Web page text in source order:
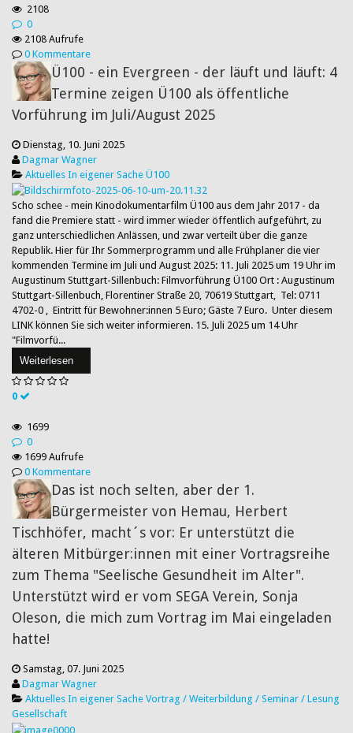
2108
0
2108 Aufrufe
0 Kommentare
Ü100 - ein Evergreen - der läuft und läuft: 4
Termine zeigen Ü100 als öffentliche
Vorführung im Juli/August 2025
Dienstag, 10. Juni 2025
Dagmar Wagner
Aktuelles In eigener Sache Ü100
Scho schee - mein Kinodokumentarfilm Ü100 aus dem Jahr 2017 - da
fand die Premiere statt - wird immer wieder öffentlich aufgeführt, zu
ganz unterschiedlichen Anlässen, und zwar verteilt über die ganze
Republik. Hier für Ihr Sommerprogramm und alle Frühplaner die vier
kommenden Termine im Juli und August 2025: 11. Juli 2025 um 19 Uhr im
Augustinum Stuttgart-Sillenbuch: Filmvorführung Ü100 Ort : Augustinum
Stuttgart-Sillenbuch, Florentiner Straße 20, 70619 Stuttgart, Tel: 0711
4702-0 , Eintritt für Bewohner:innen 5 Euro; Gäste 7 Euro. Unter diesem
LINK können Sie sich weiter informieren. 15. Juli 2025 um 14 Uhr
"Filmvorfü...
Weiterlesen
0
1699
0
1699 Aufrufe
0 Kommentare
Das ist noch selten, aber der 1.
Bürgermeister von Hemau, Herbert
Tischhöfer, macht´s vor: Er unterstützt die
älteren Mitbürger:innen mit einer Vortragsreihe
zum Thema "Seelische Gesundheit im Alter".
Unterstützt wird er vom SEGA Verein, Sonja
Oleson, die mich zum Vortrag im Mai eingeladen
hatte!
Samstag, 07. Juni 2025
Dagmar Wagner
Aktuelles In eigener Sache Vortrag / Weiterbildung / Seminar / Lesung
Gesellschaft